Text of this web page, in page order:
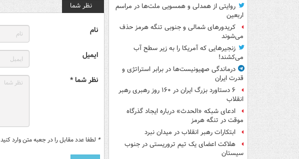
روایتی از همدلی و همسویی ملت‌ها در مراسم
اربعین
کریدورهای شمالی و جنوبی تنگه هرمز حذف
می‌شوند
زنجیرهایی که آمریکا را به زیر سطح آب
می‌کشند!
درماندگی صهیونیست‌ها در برابر استراتژی و
قدرت ایران
۶ دستاورد بزرگ ایران در ۱۶۰ روز رهبری رهبر
انقلاب
ادعای شبکه «الحدث» درباره ایجاد گذرگاه
موقت در تنگه هرمز
ابتکارات رهبر انقلاب در میدان نبرد
هلاکت اعضای یک تیم تروریستی در جنوب
سیستان
نظر شما
نام
ایمیل
نظر شما *
* لطفا عدد مقابل را در جعبه متن وارد کنید